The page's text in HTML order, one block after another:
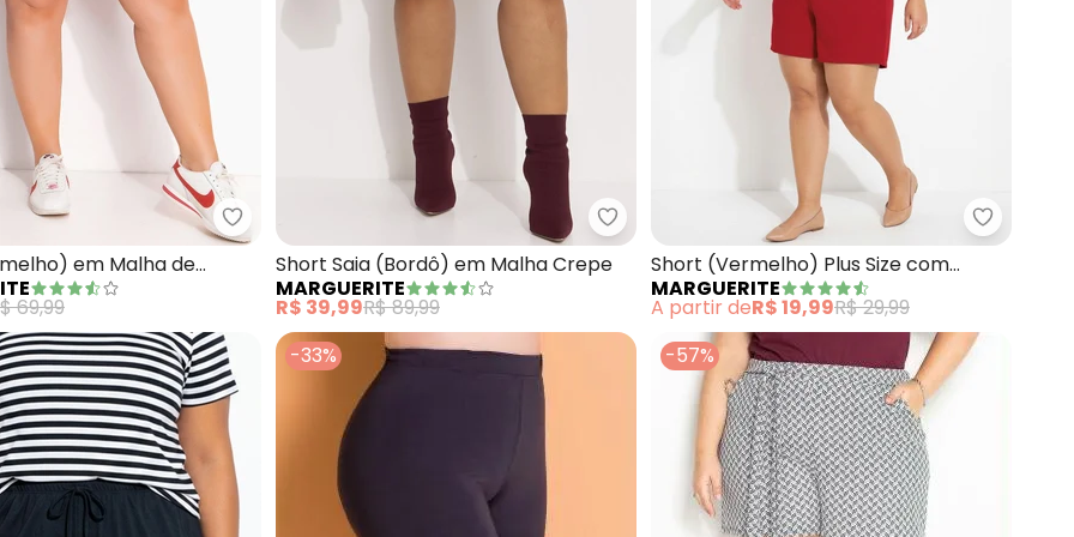
(Bordô) com Botões Decorativos Plus SizeMarguerite - Short (Vermelho) em Malha de Algodão
em Malha de
69,99
Marguerite - Short Saia (Bordô) em Malha Crepe
Short Saia (Bordô) em Malha Crepe
MARGUERITE
R$ 39,99R$ 89,99
Short (Vermelho) Plus Size com
Bolsos Decorativos
MARGUERITE
A partir deR$ 19,99R$ 29,99
-33% -57%